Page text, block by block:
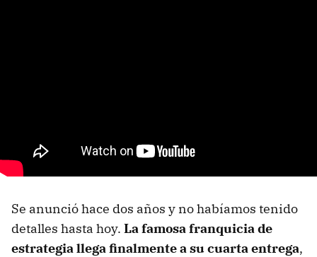
Se anunció hace dos años y no habíamos tenido
detalles hasta hoy. La famosa franquicia de
estrategia llega finalmente a su cuarta entrega,